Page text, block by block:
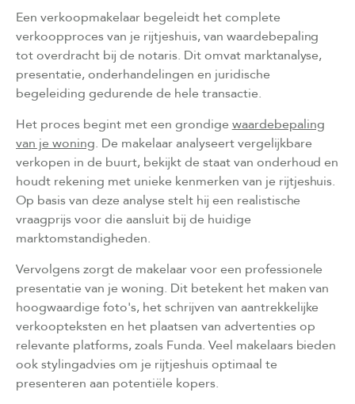
Een verkoopmakelaar begeleidt het complete
verkoopproces van je rijtjeshuis, van waardebepaling
tot overdracht bij de notaris. Dit omvat marktanalyse,
presentatie, onderhandelingen en juridische
begeleiding gedurende de hele transactie.
Het proces begint met een grondige waardebepaling
van je woning. De makelaar analyseert vergelijkbare
verkopen in de buurt, bekijkt de staat van onderhoud en
houdt rekening met unieke kenmerken van je rijtjeshuis.
Op basis van deze analyse stelt hij een realistische
vraagprijs voor die aansluit bij de huidige
marktomstandigheden.
Vervolgens zorgt de makelaar voor een professionele
presentatie van je woning. Dit betekent het maken van
hoogwaardige foto's, het schrijven van aantrekkelijke
verkoopteksten en het plaatsen van advertenties op
relevante platforms, zoals Funda. Veel makelaars bieden
ook stylingadvies om je rijtjeshuis optimaal te
presenteren aan potentiële kopers.